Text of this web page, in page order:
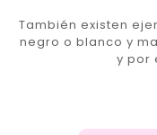
También existen
negro o blanco y
y por